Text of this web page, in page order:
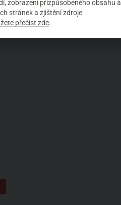
zobrazení přizpůsobeného obsahu a
stránek a zjištění zdroje
přečíst zde.